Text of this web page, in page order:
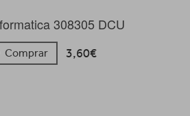
308305 DCU
Comprar 3,60€